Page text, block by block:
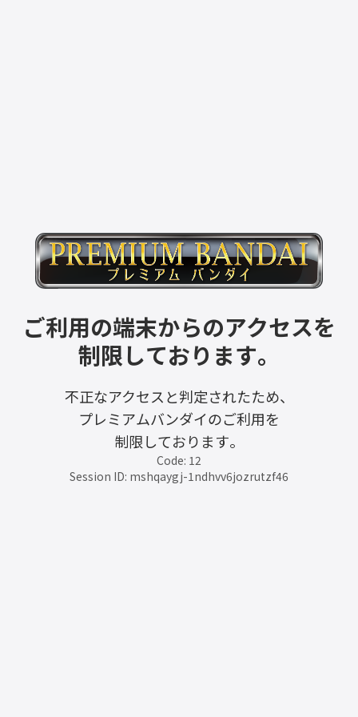
ご利用の端末からのアクセスを
制限しております。
不正なアクセスと判定されたため、
プレミアムバンダイのご利用を
制限しております。
Code: 12
Session ID: mshqaygj-1ndhvv6jozrutzf46